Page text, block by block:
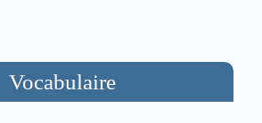
Vocabulaire